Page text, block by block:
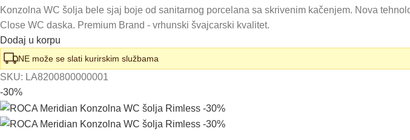
cena
bila:
32.150,00 RSD.
cena
Konzolna WC šolja bele sjaj boje od sanitarnog porcelana sa skrivenim kačenjem. Nova
Close WC daska. Premium Brand - vrhunski švajcarski kvalitet.
Dodaj u korpu
NE može se slati kurirskim službama
SKU: LA8200800000001
-30%